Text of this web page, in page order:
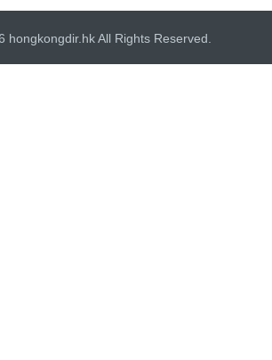
All Rights Reserved.